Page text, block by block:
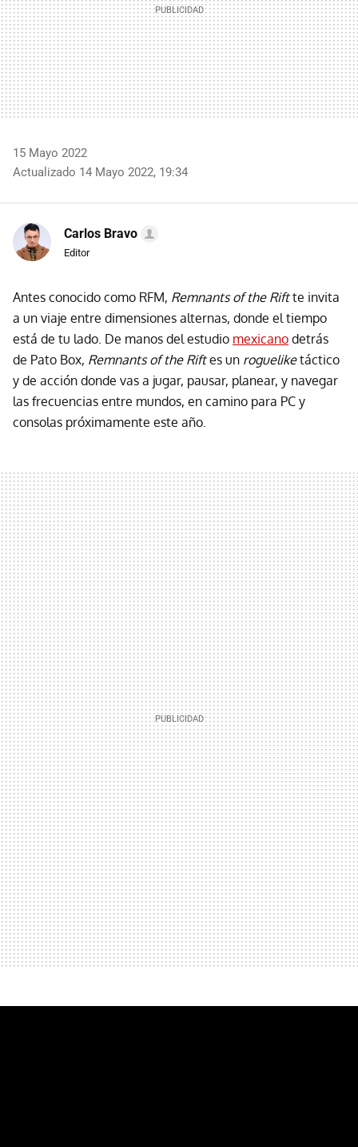
15 Mayo 2022
Actualizado 14 Mayo 2022, 19:34
Carlos Bravo
Editor
Antes conocido como RFM, Remnants of the Riftte invita
a un viaje entre dimensiones alternas, donde el tiempo
está de tu lado. De manos del estudio mexicano detrás
de Pato Box, Remnants of the Riftes un rogueliketáctico
y de acción donde vas a jugar, pausar, planear, y navegar
las frecuencias entre mundos, en camino para PC y
consolas próximamente este año.